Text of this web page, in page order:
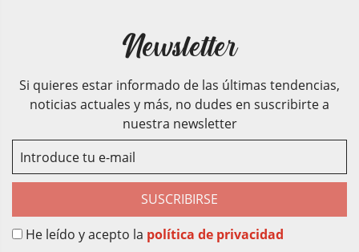
Newsletter
Si quieres estar informado de las últimas tendencias,
noticias actuales y más, no dudes en suscribirte a
nuestra newsletter
SUSCRIBIRSE
He leído y acepto la política de privacidad